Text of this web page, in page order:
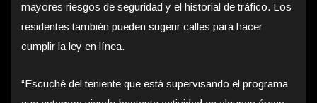
mayores riesgos de seguridad y el historial de tráfico. Los
residentes también pueden sugerir calles para hacer
cumplir la ley en línea.
“Escuché del teniente que está supervisando el programa